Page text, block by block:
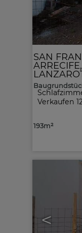
Verkaufen
SAN
ARRECIFE,
193m²
<